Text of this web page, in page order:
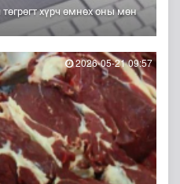
хүрч өмнөх оны мөн
2026-05-21 09:57